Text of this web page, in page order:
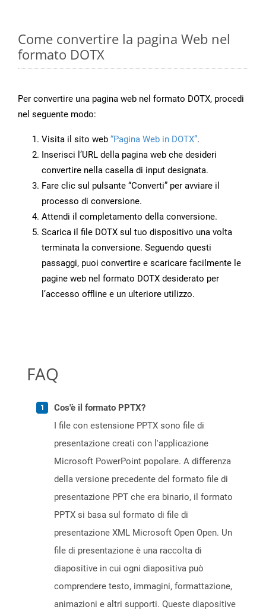
Come convertire la pagina Web nel
formato DOTX
Per convertire una pagina web nel formato DOTX, procedi
nel seguente modo:
Visita il sito web “Pagina Web in DOTX”.
Inserisci l’URL della pagina web che desideri
convertire nella casella di input designata.
Fare clic sul pulsante “Converti” per avviare il
processo di conversione.
Attendi il completamento della conversione.
Scarica il file DOTX sul tuo dispositivo una volta
terminata la conversione. Seguendo questi
passaggi, puoi convertire e scaricare facilmente le
pagine web nel formato DOTX desiderato per
l’accesso offline e un ulteriore utilizzo.
FAQ
Cos'è il formato PPTX?
I file con estensione PPTX sono file di
presentazione creati con l'applicazione
Microsoft PowerPoint popolare. A differenza
della versione precedente del formato file di
presentazione PPT che era binario, il formato
PPTX si basa sul formato di file di
presentazione XML Microsoft Open Open. Un
file di presentazione è una raccolta di
diapositive in cui ogni diapositiva può
comprendere testo, immagini, formattazione,
animazioni e altri supporti. Queste diapositive